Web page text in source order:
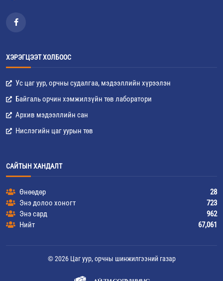
ХЭРЭГЦЭЭТ ХОЛБООС
Ус цаг уур, орчны судалгаа, мэдээллийн хүрээлэн
Байгаль орчин хэмжилзүйн төв лаборатори
Архив мэдээллийн сан
Нислэгийн цаг уурын төв
САЙТЫН ХАНДАЛТ
Өнөөдөр
28
Энэ долоо хоногт
723
Энэ сард
962
Нийт
67,061
© 2026 Цаг уур, орчны шинжилгээний газар